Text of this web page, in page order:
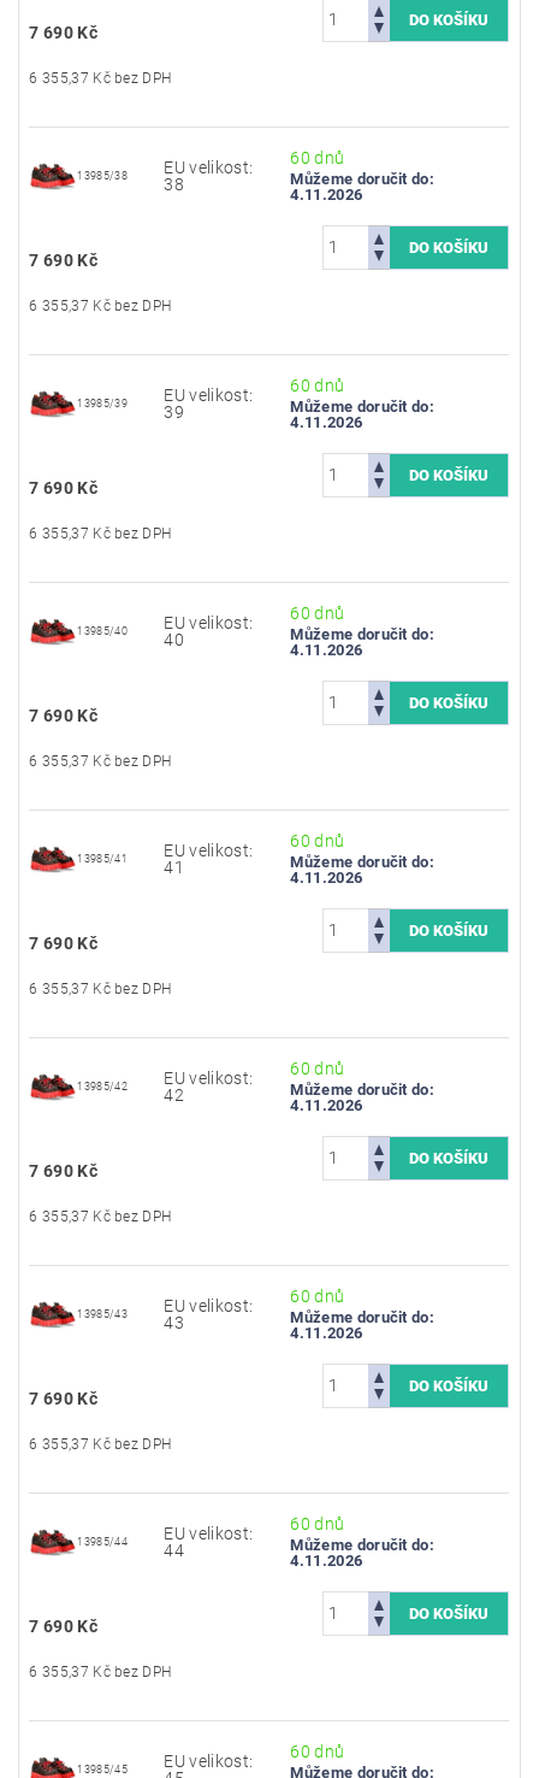
7 690 Kč
6 355,37 Kč bez DPH
13985/38
EU velikost:
38
60 dnů
Můžeme doručit do:
4.11.2026
7 690 Kč
6 355,37 Kč bez DPH
13985/39
EU velikost:
39
60 dnů
Můžeme doručit do:
4.11.2026
7 690 Kč
6 355,37 Kč bez DPH
13985/40
EU velikost:
40
60 dnů
Můžeme doručit do:
4.11.2026
7 690 Kč
6 355,37 Kč bez DPH
13985/41
EU velikost:
41
60 dnů
Můžeme doručit do:
4.11.2026
7 690 Kč
6 355,37 Kč bez DPH
13985/42
EU velikost:
42
60 dnů
Můžeme doručit do:
4.11.2026
7 690 Kč
6 355,37 Kč bez DPH
13985/43
EU velikost:
43
60 dnů
Můžeme doručit do:
4.11.2026
7 690 Kč
6 355,37 Kč bez DPH
13985/44
EU velikost:
44
60 dnů
Můžeme doručit do:
4.11.2026
7 690 Kč
6 355,37 Kč bez DPH
13985/45
EU velikost:
60 dnů
Můžeme doručit do: